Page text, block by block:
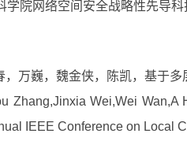
学院网络空间安全战略性先导科
，万巍，魏金侠，陈凯，基于
Zhang,Jinxia Wei,Wei
IEEE Conference on Local